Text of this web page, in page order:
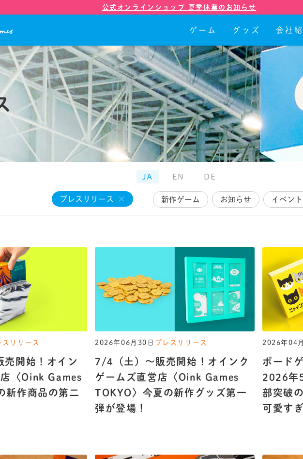
公式オンラインショップ 夏季休業のお知らせ
ゲーム グッズ 会社
JA EN DE
プレスリリース 新作ゲーム お知らせ イベント
スリリース
開始！オイン
〈Oink Games
新作商品の第二
2026年06月30日 プレスリリース
7/4（土）〜販売開始！オインク
ゲームズ直営店〈Oink Games
TOKYO〉今夏の新作グッズ第一
弾が登場！
2026年04
ボード
2026年
部突破
可愛す
ゲーム
グッズ
会社紹介
ニュース